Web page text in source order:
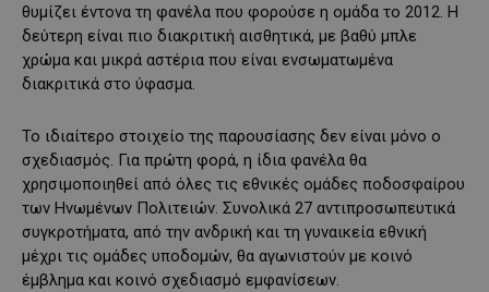
θυμίζει έντονα τη φανέλα που φορούσε η ομάδα το 2012. Η
δεύτερη είναι πιο διακριτική αισθητικά, με βαθύ μπλε
χρώμα και μικρά αστέρια που είναι ενσωματωμένα
διακριτικά στο ύφασμα.
Το ιδιαίτερο στοιχείο της παρουσίασης δεν είναι μόνο ο
σχεδιασμός. Για πρώτη φορά, η ίδια φανέλα θα
χρησιμοποιηθεί από όλες τις εθνικές ομάδες ποδοσφαίρου
των Ηνωμένων Πολιτειών. Συνολικά 27 αντιπροσωπευτικά
συγκροτήματα, από την ανδρική και τη γυναικεία εθνική
μέχρι τις ομάδες υποδομών, θα αγωνιστούν με κοινό
έμβλημα και κοινό σχεδιασμό εμφανίσεων.